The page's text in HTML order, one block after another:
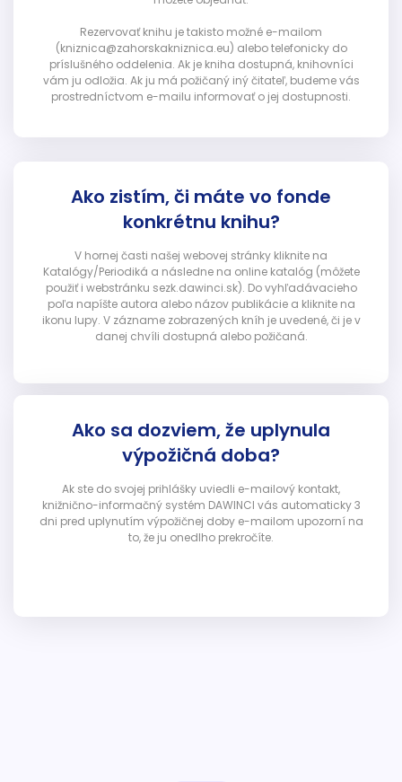
Rezervovať knihu je takisto možné e-mailom
(kniznica@zahorskakniznica.eu) alebo telefonicky do
príslušného oddelenia. Ak je kniha dostupná, knihovníci
vám ju odložia. Ak ju má požičaný iný čitateľ, budeme vás
prostredníctvom e-mailu informovať o jej dostupnosti.
Ako zistím, či máte vo fonde
konkrétnu knihu?
V hornej časti našej webovej stránky kliknite na
Katalógy/Periodiká a následne na online katalóg (môžete
použiť i webstránku sezk.dawinci.sk). Do vyhľadávacieho
poľa napíšte autora alebo názov publikácie a kliknite na
ikonu lupy. V zázname zobrazených kníh je uvedené, či je v
danej chvíli dostupná alebo požičaná.
Ako sa dozviem, že uplynula
výpožičná doba?
Ak ste do svojej prihlášky uviedli e-mailový kontakt,
knižnično-informačný systém DAWINCI vás automaticky 3
dni pred uplynutím výpožičnej doby e-mailom upozorní na
to, že ju onedlho prekročíte.